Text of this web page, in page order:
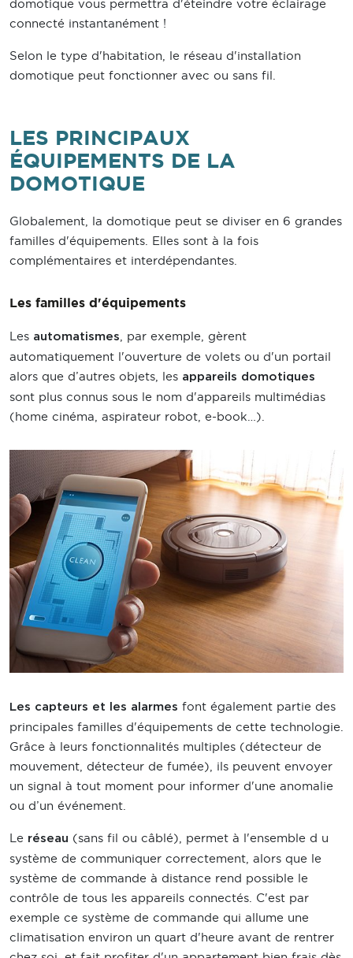
domotique vous permettra d'éteindre votre éclairage
connecté instantanément !
Selon le type d'habitation, le réseau d'installation
domotique peut fonctionner avec ou sans fil.
LES PRINCIPAUX
ÉQUIPEMENTS DE LA
DOMOTIQUE
Globalement, la domotique peut se diviser en 6 grandes
familles d'équipements. Elles sont à la fois
complémentaires et interdépendantes.
Les familles d'équipements
Les automatismes
, par exemple, gèrent
automatiquement l'ouverture de volets ou d'un portail
alors que d’autres objets, les appareils domotiques
sont plus connus sous le nom d'appareils multimédias
(home cinéma, aspirateur robot, e-book…).
Les capteurs et les alarmes font également partie des
principales familles d'équipements de cette technologie.
Grâce à leurs fonctionnalités multiples (détecteur de
mouvement, détecteur de fumée), ils peuvent envoyer
un signal à tout moment pour informer d'une anomalie
ou d’un événement.
Le réseau (sans fil ou câblé), permet à l'ensemble d u
système de communiquer correctement, alors que le
système de commande à distance rend possible le
contrôle de tous les appareils connectés. C'est par
exemple ce système de commande qui allume une
climatisation environ un quart d'heure avant de rentrer